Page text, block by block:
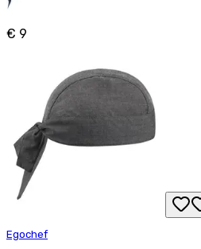
€ 9
Egochef